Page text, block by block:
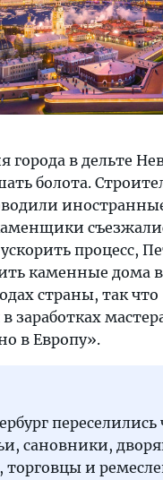
города в дельте
болота.
процесс,
каменные дома в
страны, так что
заработках
в Европу».
сановники,
торговцы и